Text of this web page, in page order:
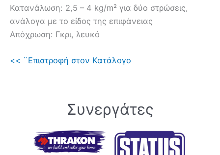
Κατανάλωση: 2,5 – 4 kg/m² για δύο στρώσεις,
ανάλογα με το είδος της επιφάνειας
Απόχρωση: Γκρι, λευκό
<< ¨Επιστροφή στον Κατάλογο
Συνεργάτες